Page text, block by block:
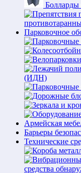
Болларды
Парковочное
(ИДН)
Армейская
Барьеры
Технические
средства